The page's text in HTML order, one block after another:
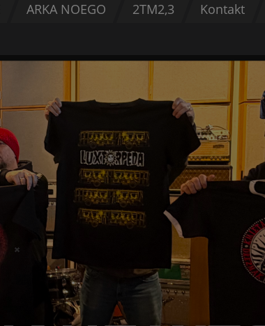
ARKA NOEGO 2TM2,3 Kontakt